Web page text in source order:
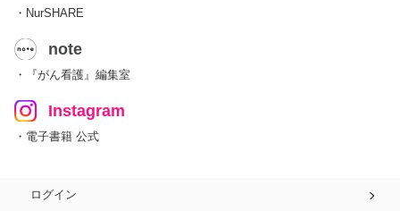
・NurSHARE
note
・『がん看護』編集室
Instagram
・電子書籍 公式
ログイン